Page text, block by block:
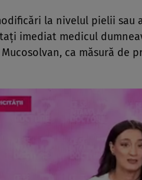
la nivelul pielii sau
imediat medicul
ca măsură de